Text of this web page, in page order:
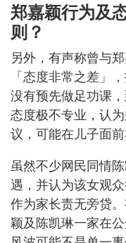
郑嘉颖行为及
则？
另外，有声称曾与
「态度非常之差」
没有预先做足功课
态度极不专业，认
议，可能在儿子面前
虽然不少网民同情
遇，并认为该女观
作为家长责无旁贷
颖及陈凯琳一家在